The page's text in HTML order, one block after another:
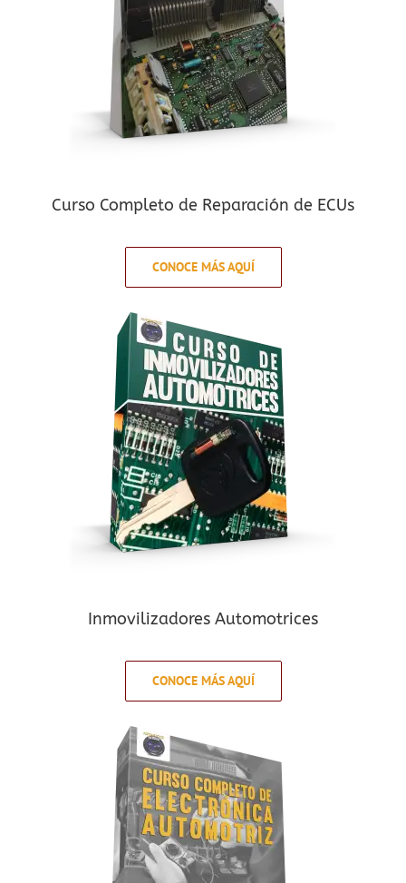
Curso Completo de Reparación de ECUs
CONOCE MÁS AQUÍ
Inmovilizadores Automotrices
CONOCE MÁS AQUÍ